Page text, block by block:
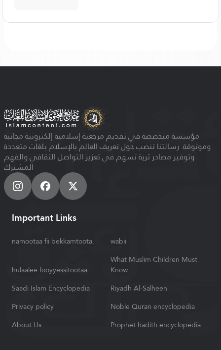
مؤسسة متخصصة في تقديم مرجعية إسلامية إلكترونية مجانية
وموثوقة. رسالتنا تنصب حول تعريف العالم بالإسلام بلغات متعددة
وتوفير مصادر ثرية تسهم في تعزيز التواصل الثقافي والفهم
المشترك
Important Links
namootaa fii bekkamtoota. wabii
hulaalee fooyyessitootaa.
What Muslim Children Must
Know
Saadi Islam Encyclopedia
Riyadh Al-Salheen
Privacy policy
Noble Quran encyclopedia
About Us
Prophet hadith encyclopedia